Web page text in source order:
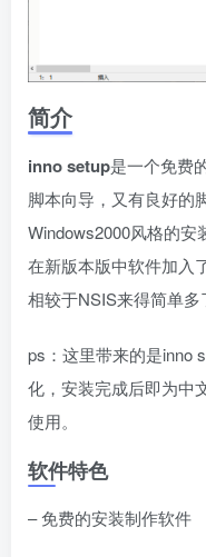
简介
inno setup是一个免费
脚本向导，又有良好的
Windows2000风格的安
在新版本版中软件加入
相较于NSIS来得简单多
ps：这里带来的是inno
化，安装完成后即为中
使用。
软件特色
– 免费的安装制作软件